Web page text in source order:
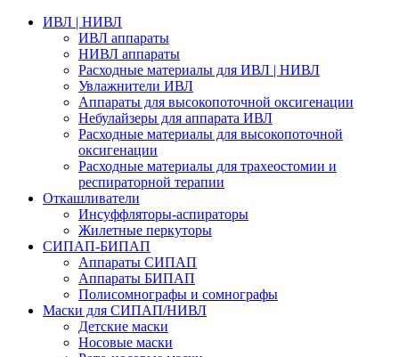
ИВЛ | НИВЛ
ИВЛ аппараты
НИВЛ аппараты
Расходные материалы для ИВЛ | НИВЛ
Увлажнители ИВЛ
Аппараты для высокопоточной оксигенации
Небулайзеры для аппарата ИВЛ
Расходные материалы для высокопоточной
оксигенации
Расходные материалы для трахеостомии и
респираторной терапии
Откашливатели
Инсуффляторы-аспираторы
Жилетные перкуторы
CИПАП-БИПАП
Аппараты СИПАП
Аппараты БИПАП
Полисомнографы и сомнографы
Маски для СИПАП/НИВЛ
Детские маски
Носовые маски